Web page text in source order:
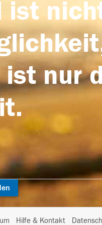
ist
ist nur
Hilfe & Kontakt